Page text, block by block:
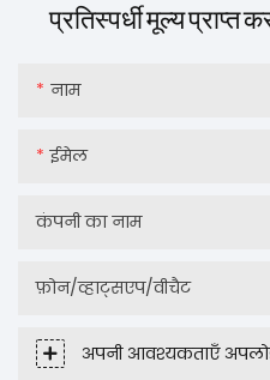
प्रतिस्पर्धी मूल्य
नाम
ईमेल
कंपनी का नाम
फ़ोन/व्हाट्सएप/वीचैट
अपनी आवश्यकताएँ